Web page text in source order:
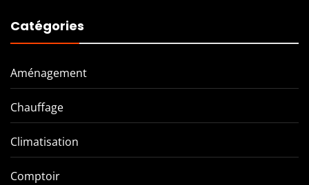
Catégories
Aménagement
Chauffage
Climatisation
Comptoir